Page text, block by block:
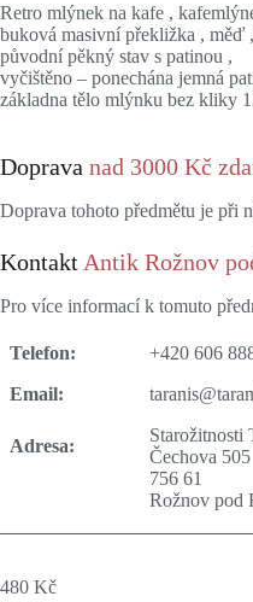
Retro mlýnek na kafe ,
buková masivní překližka , měď
původní pěkný stav s patinou ,
vyčištěno – ponechána jemná
základna tělo mlýnku bez kliky
Doprava nad 3000 Kč
Doprava tohoto předmětu je při
Kontakt Antik Rožnov
Pro více informací k tomuto
Telefon:
+420 606
Email:
Adresa:
Starožitnosti
Čechova 505
756 61
Rožnov pod
480 Kč